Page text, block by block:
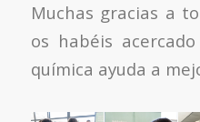
Muchas gracias a
os habéis
química ayuda a